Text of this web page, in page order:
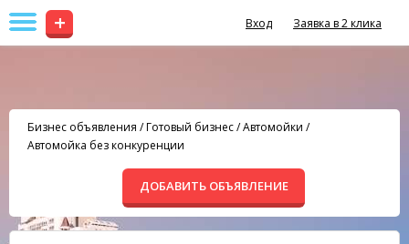
+ Вход Заявка в 2 клика
Бизнес объявления /Готовый бизнес/Автомойки /
Автомойка без конкуренции
ДОБАВИТЬ ОБЪЯВЛЕНИЕ